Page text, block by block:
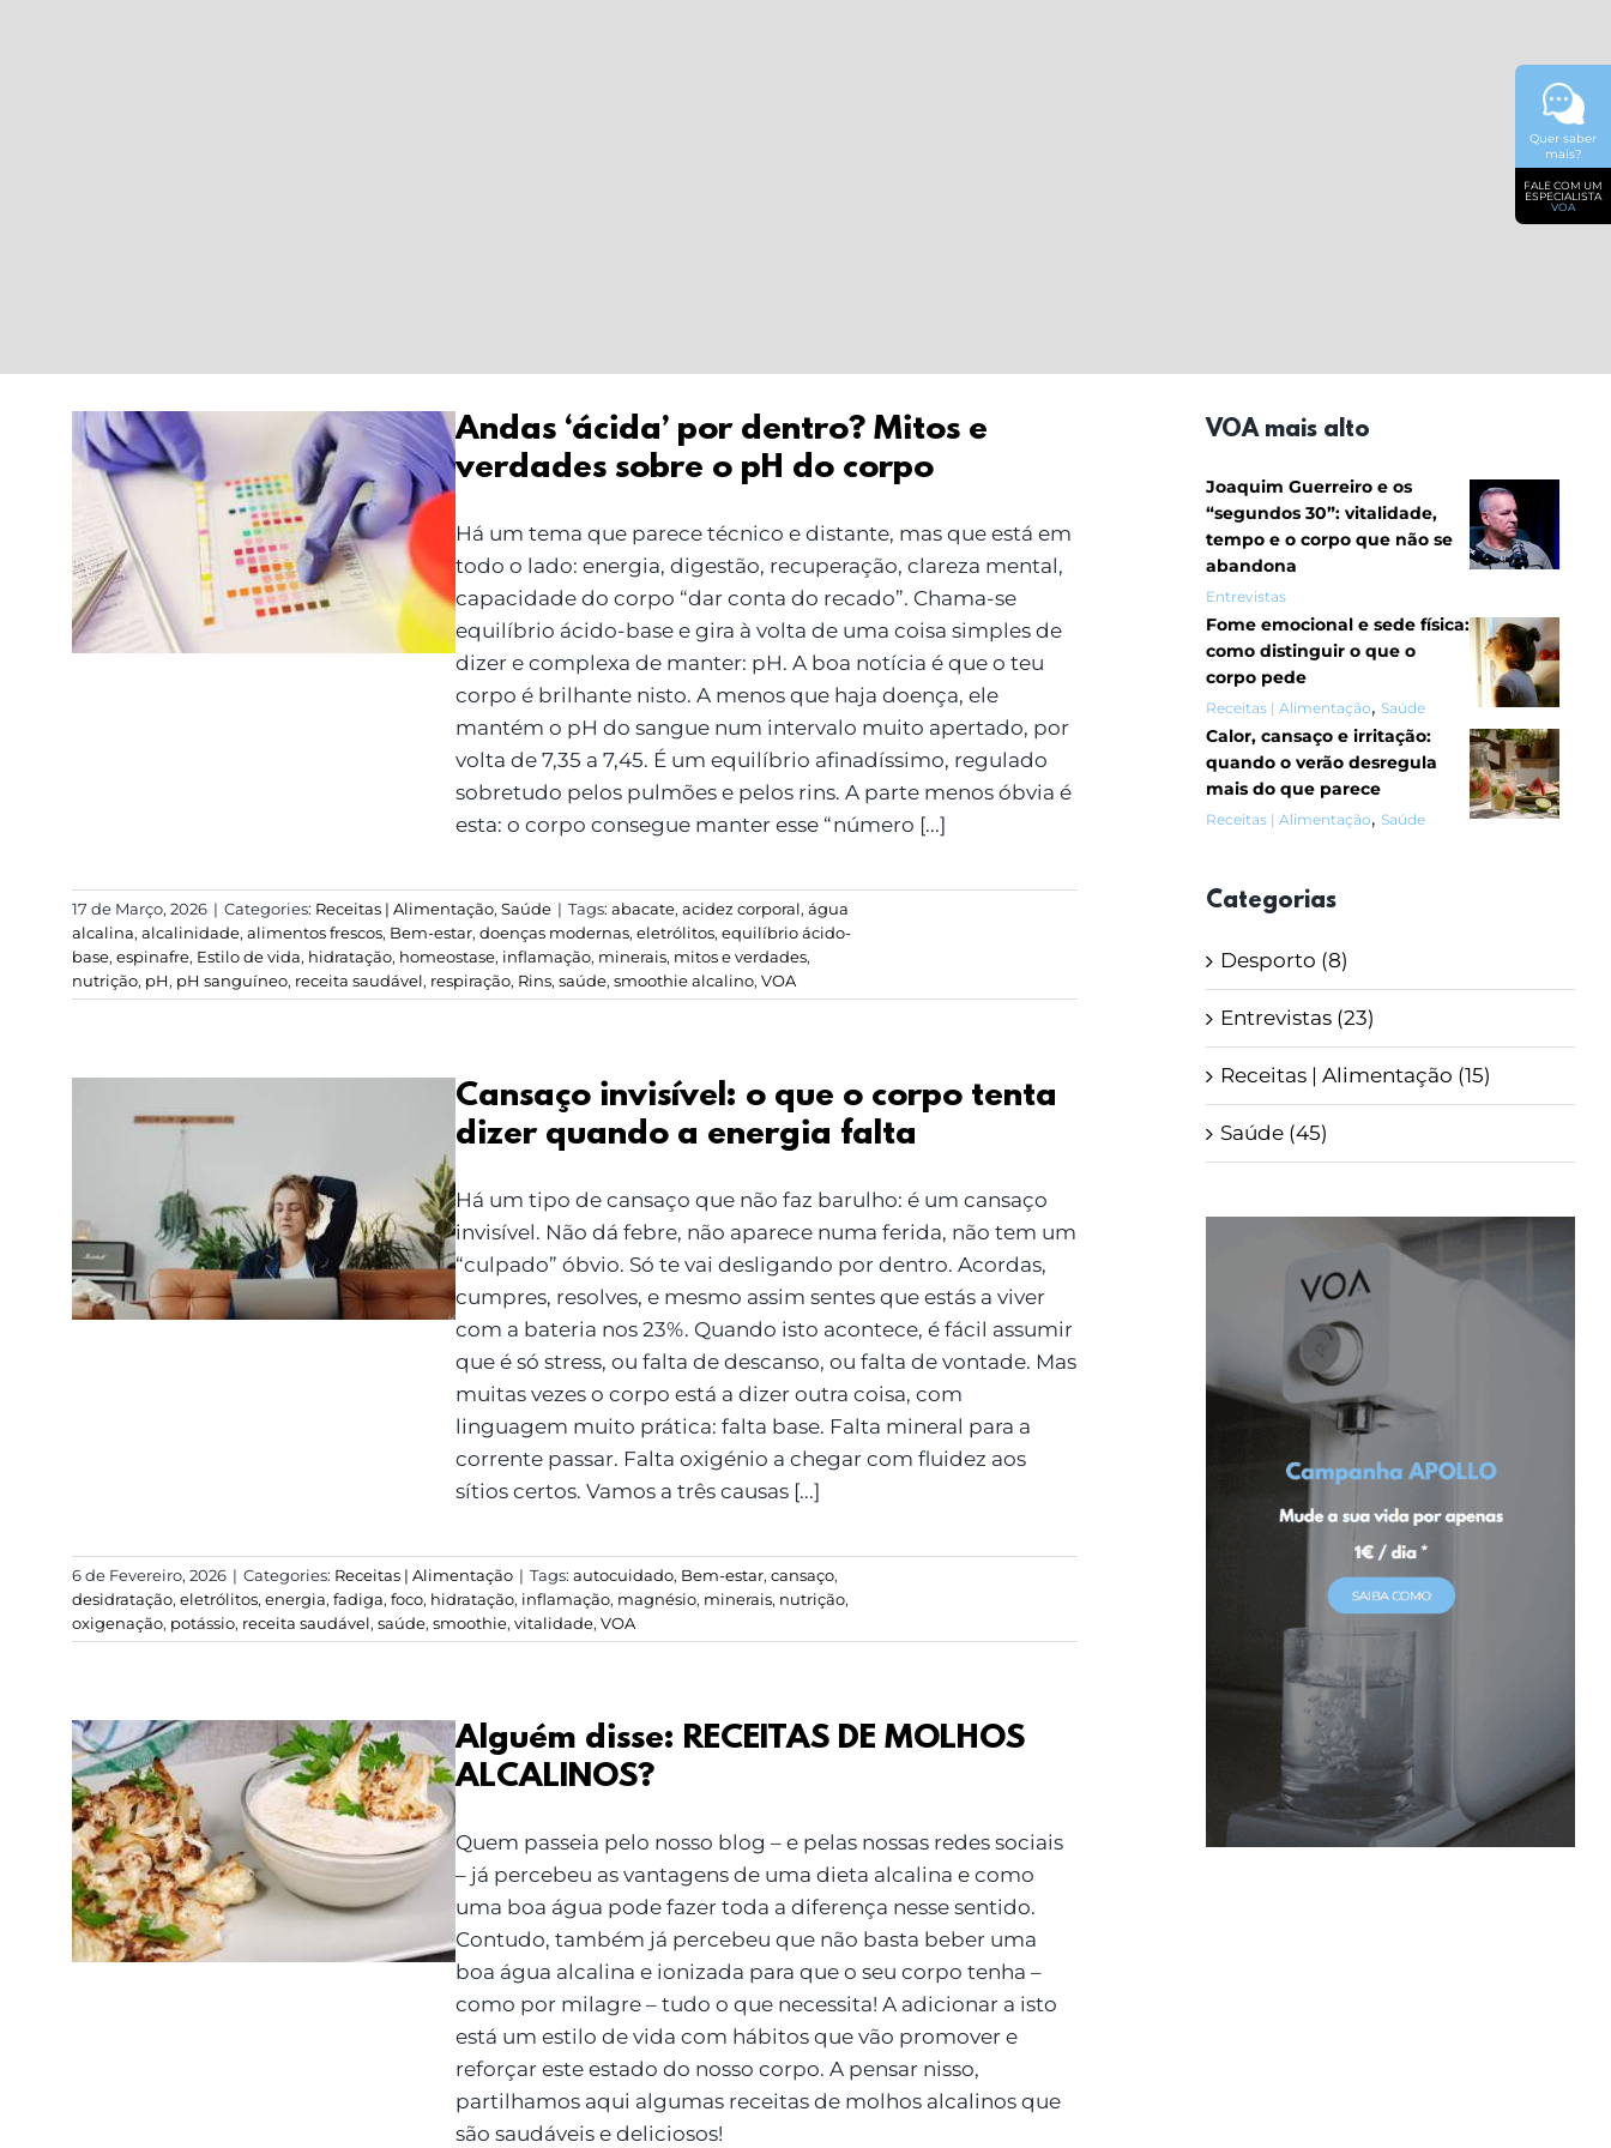
Andas ‘ácida’ por
dentro? Mitos e
verdades sobre o pH
do corpo
Andas ‘ácida’ por dentro? Mitos e
verdades sobre o pH do corpo
Há um tema que parece técnico e distante, mas que está em
todo o lado: energia, digestão, recuperação, clareza mental,
capacidade do corpo “dar conta do recado”. Chama-se
equilíbrio ácido-base e gira à volta de uma coisa simples de
dizer e complexa de manter: pH. A boa notícia é que o teu
corpo é brilhante nisto. A menos que haja doença, ele
mantém o pH do sangue num intervalo muito apertado, por
volta de 7,35 a 7,45. É um equilíbrio afinadíssimo, regulado
sobretudo pelos pulmões e pelos rins. A parte menos óbvia é
esta: o corpo consegue manter esse “número [...]
17 de Março, 2026 | Categories: Receitas | Alimentação, Saúde | Tags: abacate, acidez corporal, água
alcalina, alcalinidade, alimentos frescos, Bem-estar, doenças modernas, eletrólitos, equilíbrio ácido-
base, espinafre, Estilo de vida, hidratação, homeostase, inflamação, minerais, mitos e verdades,
nutrição, pH, pH sanguíneo, receita saudável, respiração, Rins, saúde, smoothie alcalino, VOA
Cansaço invisível: o
que o corpo tenta
dizer quando a
energia falta
Cansaço invisível: o que o corpo tenta
dizer quando a energia falta
Há um tipo de cansaço que não faz barulho: é um cansaço
invisível. Não dá febre, não aparece numa ferida, não tem um
“culpado” óbvio. Só te vai desligando por dentro. Acordas,
cumpres, resolves, e mesmo assim sentes que estás a viver
com a bateria nos 23%. Quando isto acontece, é fácil assumir
que é só stress, ou falta de descanso, ou falta de vontade. Mas
muitas vezes o corpo está a dizer outra coisa, com
linguagem muito prática: falta base. Falta mineral para a
corrente passar. Falta oxigénio a chegar com fluidez aos
sítios certos. Vamos a três causas [...]
6 de Fevereiro, 2026 | Categories: Receitas | Alimentação | Tags: autocuidado, Bem-estar, cansaço,
desidratação, eletrólitos, energia, fadiga, foco, hidratação, inflamação, magnésio, minerais, nutrição,
oxigenação, potássio, receita saudável, saúde, smoothie, vitalidade, VOA
Alguém disse:
RECEITAS DE MOLHOS
ALCALINOS?
Alguém disse: RECEITAS DE MOLHOS
ALCALINOS?
Quem passeia pelo nosso blog – e pelas nossas redes sociais
– já percebeu as vantagens de uma dieta alcalina e como
uma boa água pode fazer toda a diferença nesse sentido.
Contudo, também já percebeu que não basta beber uma
boa água alcalina e ionizada para que o seu corpo tenha –
como por milagre – tudo o que necessita! A adicionar a isto
está um estilo de vida com hábitos que vão promover e
reforçar este estado do nosso corpo. A pensar nisso,
partilhamos aqui algumas receitas de molhos alcalinos que
são saudáveis e deliciosos!
VOA mais alto
Joaquim Guerreiro e os
“segundos 30”: vitalidade,
tempo e o corpo que não se
abandona
Entrevistas
Fome emocional e sede física:
como distinguir o que o
corpo pede
Receitas | Alimentação, Saúde
Calor, cansaço e irritação:
quando o verão desregula
mais do que parece
Receitas | Alimentação, Saúde
Categorias
Desporto (8)
Entrevistas (23)
Receitas | Alimentação (15)
Saúde (45)
Quer saber
mais?
FALE COM UM
ESPECIALISTA
VOA